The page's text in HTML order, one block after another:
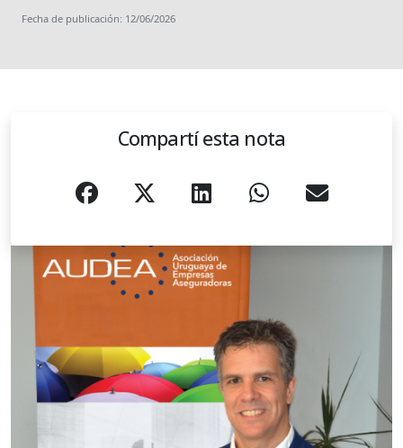
Fecha de publicación: 12/06/2026
Compartí esta nota